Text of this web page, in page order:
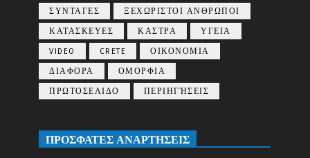
ΣΥΝΤΑΓΕΣ
ΞΕΧΩΡΙΣΤΟΙ ΑΝΘΡΩΠΟΙ
ΚΑΤΑΣΚΕΥΕΣ
ΚΑΣΤΡΑ
ΥΓΕΙΑ
VIDEO
CRETE
ΟΙΚΟΝΟΜΙΑ
ΔΙΑΦΟΡΑ
ΟΜΟΡΦΙΑ
ΠΡΩΤΟΣΕΛΙΔΟ
ΠΕΡΙΗΓΉΣΕΙΣ
ΠΡΟΣΦΑΤΕΣ ΑΝΑΡΤΗΣΕΙΣ